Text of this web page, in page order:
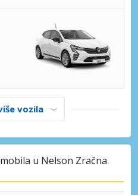
vozila
u Nelson Zračna